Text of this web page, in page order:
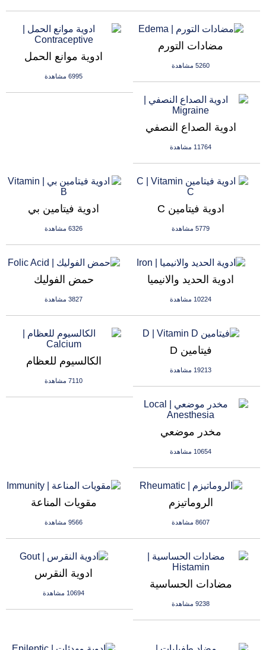
ادوية موانع الحمل
6995 مشاهدة
مضادات التورم
5260 مشاهدة
ادوية الصداع النصفي
11764 مشاهدة
ادوية فيتامين بي
6326 مشاهدة
ادوية فيتامين C
5779 مشاهدة
حمض الفوليك
3827 مشاهدة
ادوية الحديد والانيميا
10224 مشاهدة
الكالسيوم للعظام
7110 مشاهدة
فيتامين D
19213 مشاهدة
مخدر موضعي
10654 مشاهدة
مقويات المناعة
9566 مشاهدة
الروماتيزم
8607 مشاهدة
ادوية النقرس
10694 مشاهدة
مضادات الحساسية
9238 مشاهدة